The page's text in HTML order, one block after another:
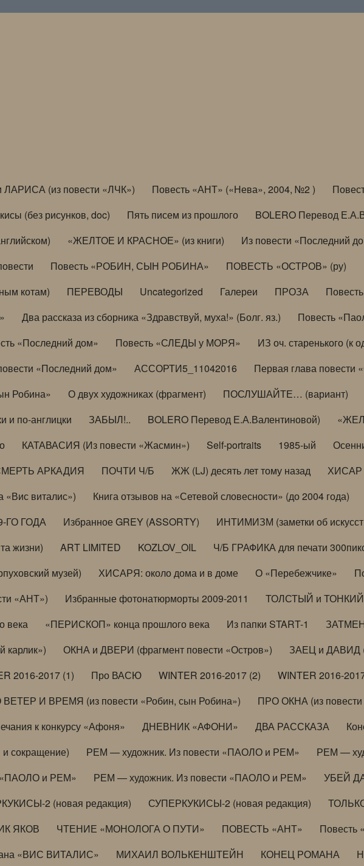
(из повести «ЛЧК») Повесть «АНТ» («Нева», 2004, №2 )
(без рисунков, doc) Пять писем из прошлого BOLERO Перевод
«ЖЕЛТОЕ И КРАСНОЕ» (из книги) Из повести «Последний
Повесть «РОБИН, СЫН РОБИНА» ПОВЕСТЬ «ОСТРОВ» (ру)
котам)
ПЕРЕВОДЫ Uncategorized Галереи ПРОЗА
Два рассказа из сборника «Здравствуй, муха!» (Болг. яз.) Повесть
«Последний дом» Повесть «СЛЕДЫ у МОРЯ» ИЗ оч. старенького (к
«Последний дом» АССОРТИ5_11042016
Первая глава повести
Робина»
О двух художниках (фрагмент) ПОСЛУШАЙТЕ… (вариант)
и по-англицки ЗАБЫЛ!.. BOLERO Перевод Е.А.Валентиновой)
КАТАВАСИЯ (Из повести «Жасмин») Self-portraits 1985-ый
АРКАДИЯ ПОЧТИ Ч/Б ЖЖ (LJ) десять лет тому назад
«Вис виталис»)
Книга отзывов на «Сетевой словесности» (до 2004 года)
ГО ГОДА
Избранное GREY (ASSORTY) ИНТИМИЗМ (заметки об
жизни)
ART LIMITED KOZLOV_OIL Ч/Б ГРАФИКА для печати
музей)
ХИСАРЯ: около дома и в доме О «Перебежчике»
«АНТ»)
Избранные фотонатюрморты 2009-2011
ТОЛСТЫЙ и ТОНКИЙ
века
«ПЕРИСКОП» конца прошлого века Из папки START-1
ОКНА и ДВЕРИ (фрагмент повести «Остров»)
ЗАЕЦ и ДАВИД
2016-2017 (1) Про ВАСЮ WINTER 2016-2017 (2) WINTER 2016-
И ВРЕМЯ (из повести «Робин, сын Робина»)
ПРО ОКНА (из
к конкурсу «Афоня» ДНЕВНИК «АФОНИ» ДВА РАССКАЗА
сокращение)
РЕМ — художник. Из повести «ПАОЛО и РЕМ»
РЕМ —
«ПАОЛО и РЕМ»
РЕМ — художник. Из повести «ПАОЛО и РЕМ» УБЕЙ
2 (новая редакция) СУПЕРКУКИСЫ-2 (новая редакция)
ЯКОВ ЧТЕНИЕ «МОНОЛОГА О ПУТИ» ПОВЕСТЬ «АНТ»
Повесть
«ВИС ВИТАЛИС»
МИХАИЛ ВОЛЬКЕНШТЕЙН КОНЕЦ РОМАНА